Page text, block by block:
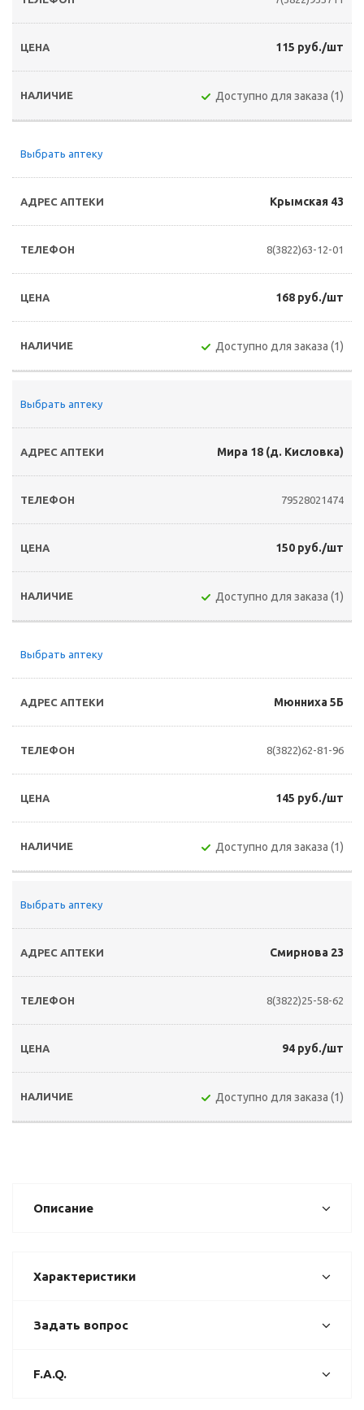
115 руб./шт
Доступно для заказа (1)
Выбрать аптеку
Крымская 43
8(3822)63-12-01
168 руб./шт
Доступно для заказа (1)
Выбрать аптеку
Мира 18 (д. Кисловка)
79528021474
150 руб./шт
Доступно для заказа (1)
Выбрать аптеку
Мюнниха 5Б
8(3822)62-81-96
145 руб./шт
Доступно для заказа (1)
Выбрать аптеку
Смирнова 23
8(3822)25-58-62
94 руб./шт
Доступно для заказа (1)
Описание
Характеристики
Задать вопрос
F.A.Q.